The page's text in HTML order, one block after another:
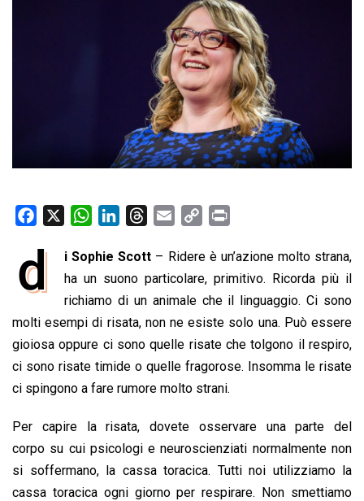
e
o
o
k
W
a
t
s
A
p
p
n
k
e
d
I
n
r
e
a
d
s
a
i
l
p
y
L
i
n
k
i
n
t
d i Sophie Scott – Ridere è un’azione molto strana,
ha un suono particolare, primitivo. Ricorda più il
richiamo di un animale che il linguaggio. Ci sono
molti esempi di risata, non ne esiste solo una. Può essere
gioiosa oppure ci sono quelle risate che tolgono il respiro,
ci sono risate timide o quelle fragorose. Insomma le risate
ci spingono a fare rumore molto strani.
Per capire la risata, dovete osservare una parte del
corpo su cui psicologi e neuroscienziati normalmente non
si soffermano, la cassa toracica. Tutti noi utilizziamo la
cassa toracica ogni giorno per respirare. Non smettiamo